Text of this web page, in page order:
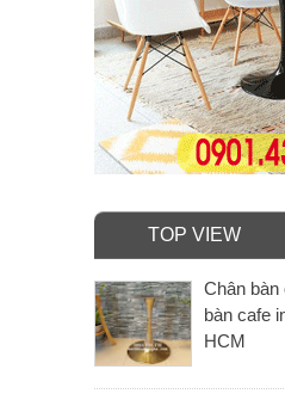
TOP VIEW
Chân bàn
bàn cafe
HCM